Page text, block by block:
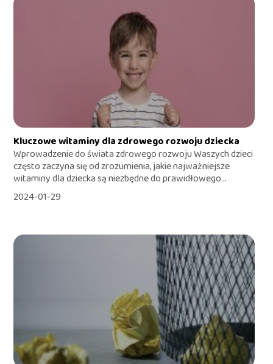
Kluczowe witaminy dla zdrowego rozwoju dziecka
Wprowadzenie do świata zdrowego rozwoju Waszych dzieci
często zaczyna się od zrozumienia, jakie najważniejsze
witaminy dla dziecka są niezbędne do prawidłowego...
2024-01-29